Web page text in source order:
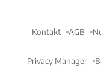
Kontakt AGB
Privacy Manager